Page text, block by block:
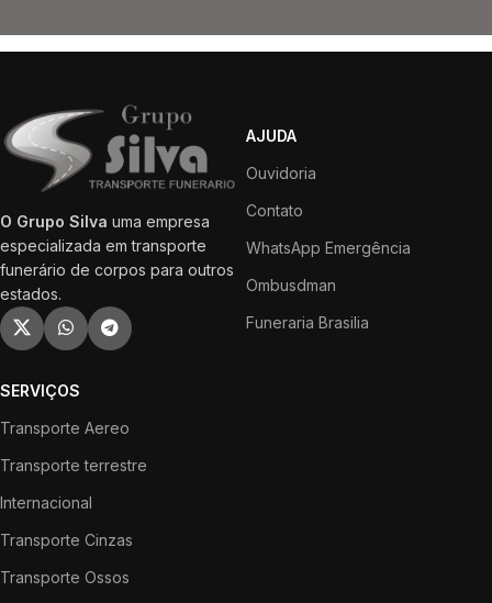
O Grupo Silva uma empresa
especializada em transporte
funerário de corpos para outros
estados.
AJUDA
Ouvidoria
Contato
WhatsApp Emergência
Ombusdman
Funeraria Brasilia
SERVIÇOS
Transporte Aereo
Transporte terrestre
Internacional
Transporte Cinzas
Transporte Ossos